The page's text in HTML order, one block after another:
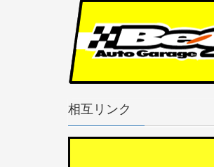
相互リンク